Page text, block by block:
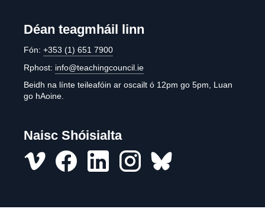
Déan teagmháil linn
Fón: +353 (1) 651 7900
Rphost: info@teachingcouncil.ie
Beidh na línte teileafóin ar oscailt ó 12pm go 5pm, Luan
go hAoine.
Naisc Shóisialta